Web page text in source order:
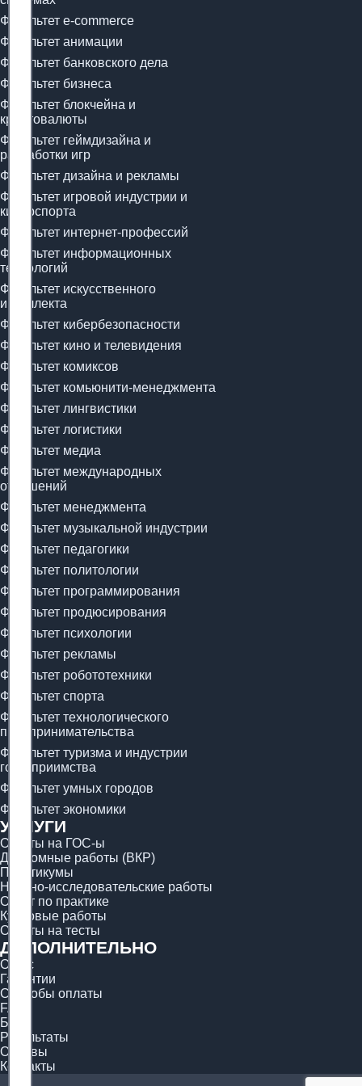
Факультет e-commerce
Факультет анимации
Факультет банковского дела
Факультет бизнеса
Факультет блокчейна и
криптовалюты
Факультет геймдизайна и
разработки игр
Факультет дизайна и рекламы
Факультет игровой индустрии и
киберспорта
Факультет интернет-профессий
Факультет информационных
технологий
Факультет искусственного
интеллекта
Факультет кибербезопасности
Факультет кино и телевидения
Факультет комиксов
Факультет комьюнити-менеджмента
Факультет лингвистики
Факультет логистики
Факультет медиа
Факультет международных
отношений
Факультет менеджмента
Факультет музыкальной индустрии
Факультет педагогики
Факультет политологии
Факультет программирования
Факультет продюсирования
Факультет психологии
Факультет рекламы
Факультет робототехники
Факультет спорта
Факультет технологического
предпринимательства
Факультет туризма и индустрии
гостеприимства
Факультет умных городов
Факультет экономики
УСЛУГИ
Ответы на ГОС-ы
Дипломные работы (ВКР)
Практикумы
Научно-исследовательские работы
Отчёт по практике
Курсовые работы
Ответы на тесты
ДОПОЛНИТЕЛЬНО
О нас
Гарантии
Способы оплаты
FAQ
Блог
Результаты
Отзывы
Контакты